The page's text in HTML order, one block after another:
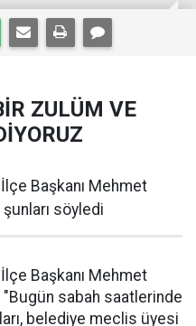
ZULÜM VE
Başkanı Mehmet
şunları söyledi
Başkanı Mehmet
"Bugün sabah saatlerinde
belediye meclis üyesi